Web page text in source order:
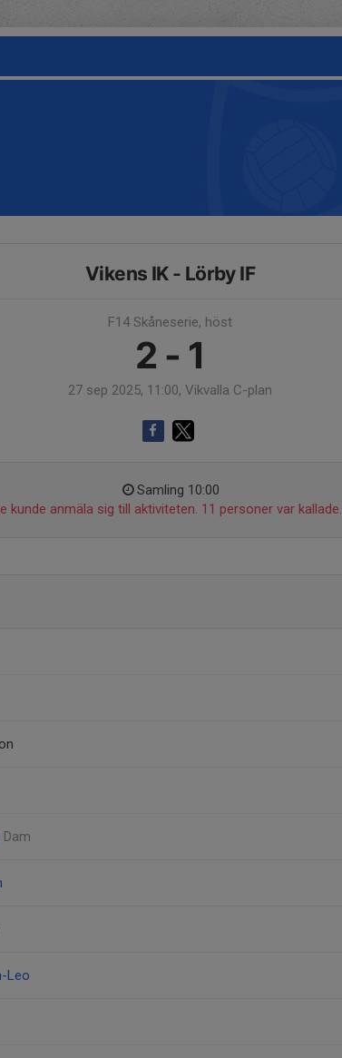
Vikens IK - Lörby IF
F14 Skåneserie, höst
2 - 1
27 sep 2025, 11:00, Vikvalla C-plan
Samling 10:00
kunde anmäla sig till aktiviteten. 11 personer var kallade.
Dam
Leo